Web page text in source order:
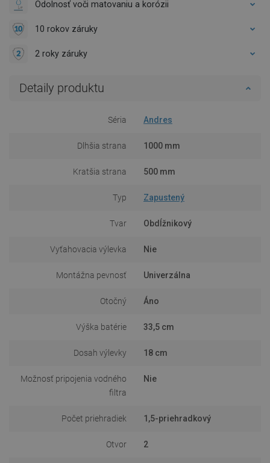
Odolnosť voči matovaniu a korózii
10 rokov záruky
2 roky záruky
Detaily produktu
Séria Andres
Dlhšia strana 1000 mm
Kratšia strana 500 mm
Typ Zapustený
Tvar Obdĺžnikový
Vyťahovacia výlevka Nie
Montážna pevnosť Univerzálna
Otočný Áno
Výška batérie 33,5 cm
Dosah výlevky 18 cm
Možnosť pripojenia vodného
filtra
Nie
Počet priehradiek 1,5-priehradkový
Otvor 2